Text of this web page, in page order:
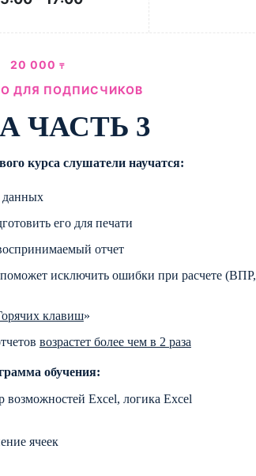
20 000 ₸
ДЛЯ ПОДПИСЧИКОВ
ЧАСТЬ 3
курса слушатели научатся:
данных
его для печати
отчет
поможет исключить ошибки при расчете
клавиш»
возрастет более чем в 2 раза
обучения:
Excel, логика Excel
ячеек